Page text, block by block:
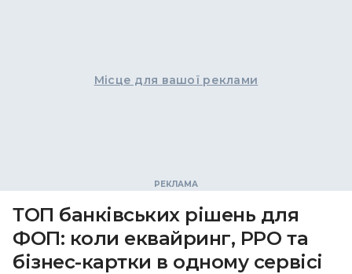
Місце для вашої реклами
ТОП банківських рішень для
ФОП: коли еквайринг, РРО та
бізнес-картки в одному сервісі